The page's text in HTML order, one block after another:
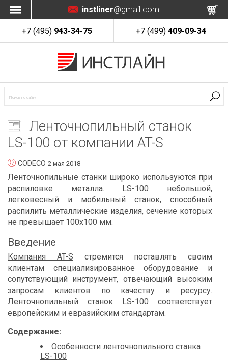
instliner@gmail.com
+7 (495) 943-34-75 +7 (499) 409-09-34
Ленточнопильный станок
LS-100 от компании AT-S
CODECO 2 мая 2018
Ленточнопильные станки широко используются при
распиловке металла. LS-100 небольшой,
легковесный и мобильный станок, способный
распилить металлические изделия, сечение которых
не превышает 100х100 мм.
Введение
Компания AT-S стремится поставлять своим
клиентам специализированное оборудование и
сопутствующий инструмент, отвечающий высоким
запросам клиентов по качеству и ресурсу.
Ленточнопильный станок LS-100 соответствует
европейским и евразийским стандартам.
Содержание:
Особенности ленточнопильного станка
LS-100